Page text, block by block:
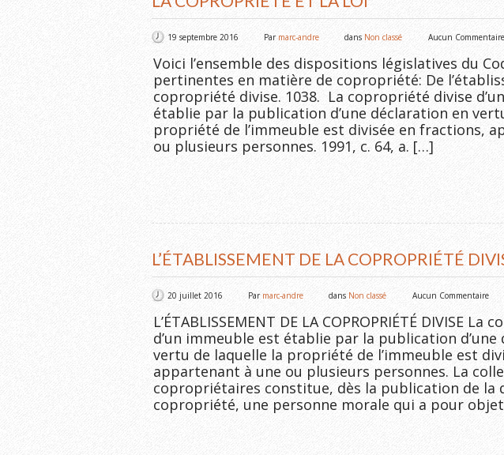
19 septembre 2016 Par marc-andre dans Non classé Aucun Commentaire
Voici l’ensemble des dispositions législatives du
pertinentes en matière de copropriété: De
copropriété divise. 1038. La copropriété divise
établie par la publication d’une déclaration en
propriété de l’immeuble est divisée en fractions,
ou plusieurs personnes. 1991, c. 64, a. […]
L’ÉTABLISSEMENT DE LA COPROPRIÉTÉ
20 juillet 2016 Par marc-andre dans Non classé Aucun Commentaire
L’ÉTABLISSEMENT DE LA COPROPRIÉTÉ DIVISE
d’un immeuble est établie par la publication d’une
vertu de laquelle la propriété de l’immeuble est
appartenant à une ou plusieurs personnes. La
copropriétaires constitue, dès la publication de la
copropriété, une personne morale qui a pour